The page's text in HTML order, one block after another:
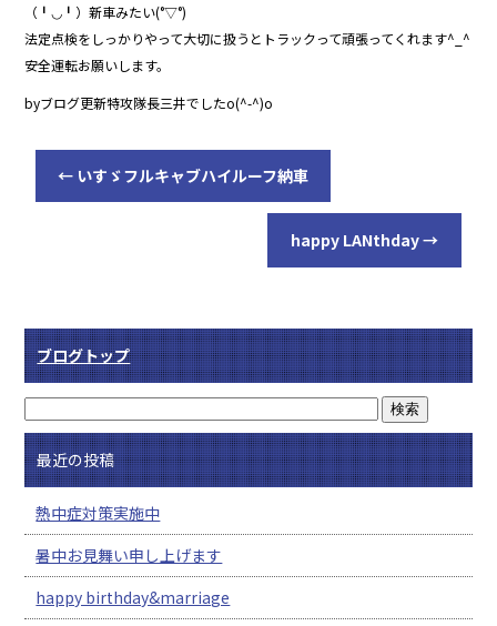
（╹◡╹）新車みたい(°▽°)
法定点検をしっかりやって大切に扱うとトラックって頑張ってくれます^_^
安全運転お願いします。
byブログ更新特攻隊長三井でしたo(^-^)o
← いすゞフルキャブハイルーフ納車
happy LANthday→
ブログトップ
最近の投稿
熱中症対策実施中
暑中お見舞い申し上げます
happy birthday&marriage